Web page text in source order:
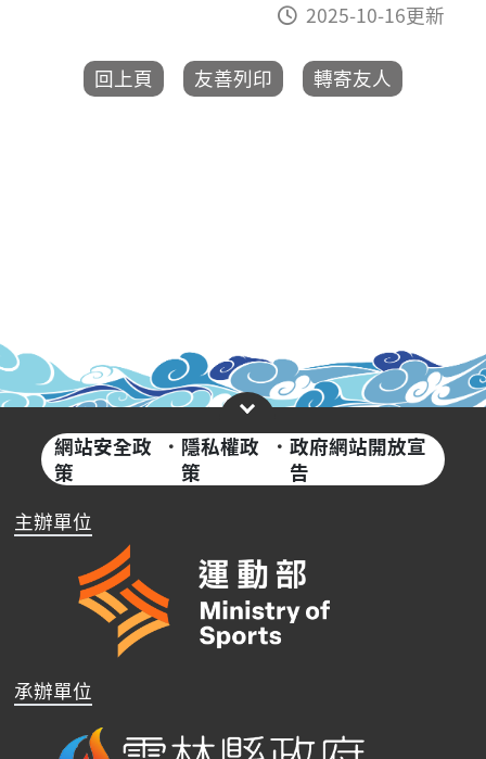
2025-10-16更新
網站安全政
策
· 隱私權政
策
· 政府網站開放宣
告
主辦單位
承辦單位